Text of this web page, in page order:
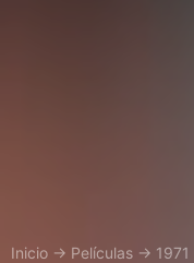
Inicio → Películas → 1971